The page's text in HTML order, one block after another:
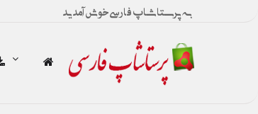
به پرستاشاپ فارسی خوش آمدید